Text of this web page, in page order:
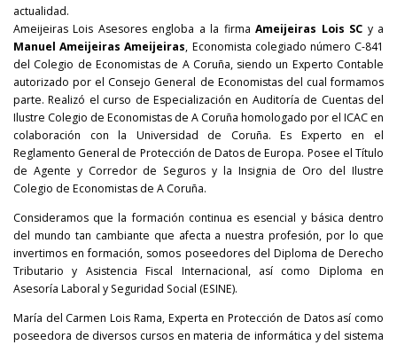
actualidad.
Ameijeiras Lois Asesores engloba a la firmaAmeijeiras Lois SC y a
Manuel Ameijeiras Ameijeiras, Economista colegiado número C-841
del Colegio de Economistas de A Coruña, siendo un Experto Contable
autorizado por el Consejo General de Economistas del cual formamos
parte. Realizó el curso de Especialización en Auditoría de Cuentas del
Ilustre Colegio de Economistas de A Coruña homologado por el ICAC en
colaboración con la Universidad de Coruña. Es Experto en el
Reglamento General de Protección de Datos de Europa. Posee el Título
de Agente y Corredor de Seguros y la Insignia de Oro del Ilustre
Colegio de Economistas de A Coruña.
Consideramos que la formación continua es esencial y básica dentro
del mundo tan cambiante que afecta a nuestra profesión, por lo que
invertimos en formación, somos poseedores del Diploma de Derecho
Tributario y Asistencia Fiscal Internacional, así como Diploma en
Asesoría Laboral y Seguridad Social (ESINE).
María del Carmen Lois Rama, Experta en Protección de Datos así como
poseedora de diversos cursos en materia de informática y del sistema